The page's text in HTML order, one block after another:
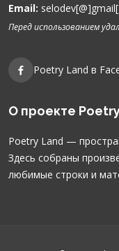
Email:
Перед использованием
Poetry Land в
О проекте
Poetry Land —
Здесь собраны
любимые строки и